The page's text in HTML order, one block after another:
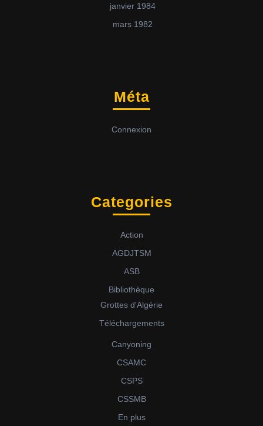
janvier 1984
mars 1982
Méta
Connexion
Categories
Action
AGDJTSM
ASB
Bibliothèque
Grottes d'Algérie
Téléchargements
Canyoning
CSAMC
CSPS
CSSMB
En plus